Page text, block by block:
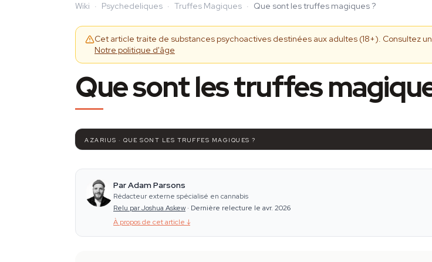
Wiki · Psychedeliques · Truffes Magiques · Que sont les truffes magiques ?
Cet article traite de substances psychoactives destinées aux adultes (18+). Consultez
Notre politique d'âge
Que sont les truffes
AZARIUS · QUE SONT LES TRUFFES MAGIQUES ?
Par Adam Parsons
Rédacteur externe spécialisé en cannabis
Relu par Joshua Askew · Dernière relecture le avr. 2026
À propos de cet article ↓